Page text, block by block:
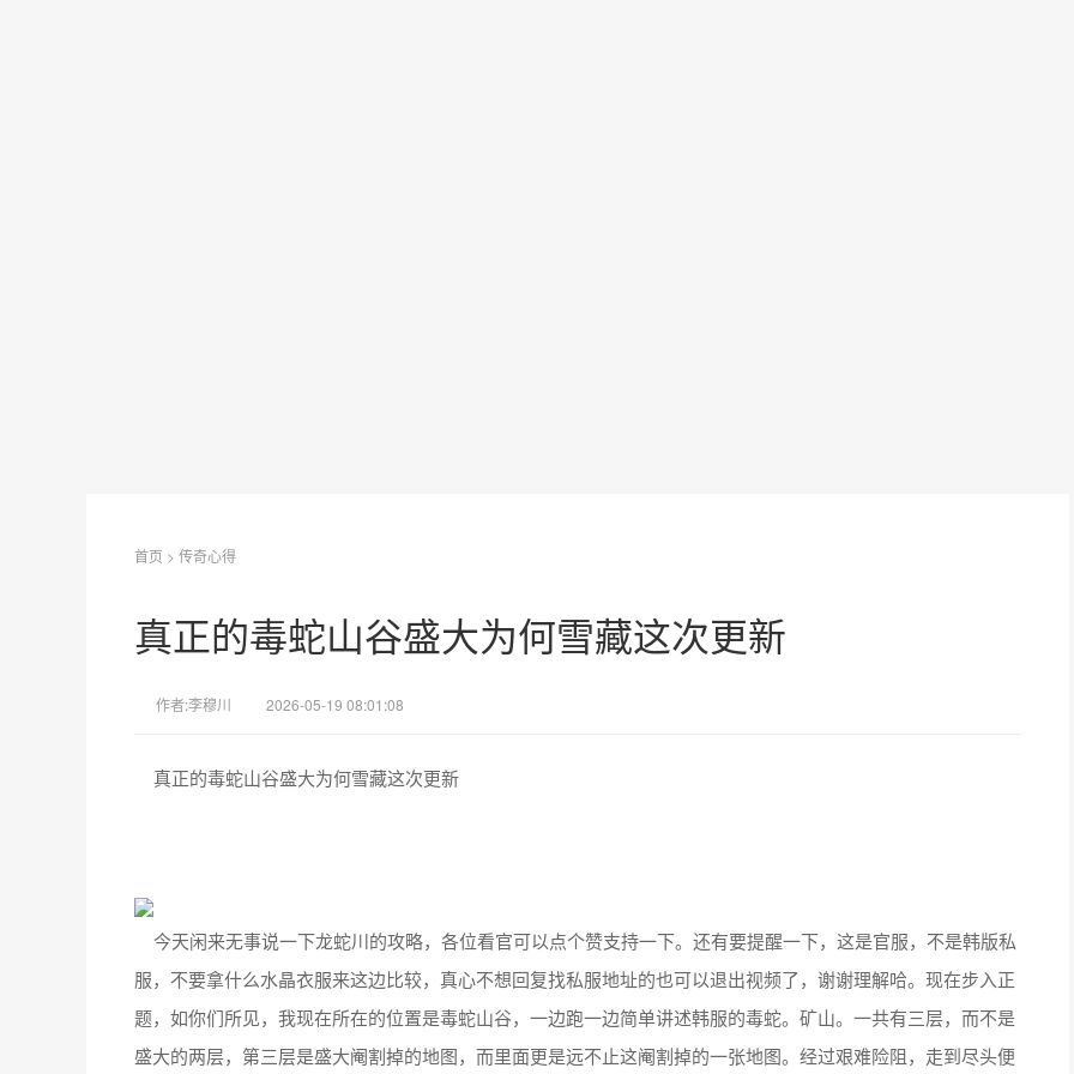
首页 > 传奇心得
真正的毒蛇山谷盛大为何雪藏这次更新
作者:李穆川 2026-05-19 08:01:08
真正的毒蛇山谷盛大为何雪藏这次更新
今天闲来无事说一下龙蛇川的攻略，各位看官可以点个赞支持一下。还有要提醒一下，这是官服，不是韩版私
服，不要拿什么水晶衣服来这边比较，真心不想回复找私服地址的也可以退出视频了，谢谢理解哈。现在步入正
题，如你们所见，我现在所在的位置是毒蛇山谷，一边跑一边简单讲述韩服的毒蛇。矿山。一共有三层，而不是
盛大的两层，第三层是盛大阉割掉的地图，而里面更是远不止这阉割掉的一张地图。经过艰难险阻，走到尽头便